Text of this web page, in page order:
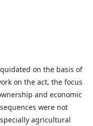
on the basis of
on the act, the focus
and economic
were not
agricultural